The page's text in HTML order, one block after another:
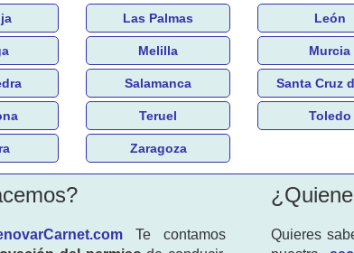
Las Palmas León
Melilla Murcia
Salamanca Santa Cruz
Teruel Toledo
Zaragoza
Te contamos
Quieres